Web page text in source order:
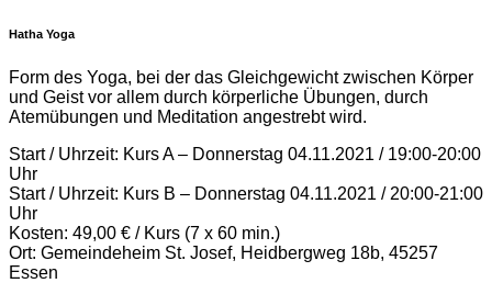
Hatha Yoga
Form des Yoga, bei der das Gleichgewicht zwischen Körper
und Geist vor allem durch körperliche Übungen, durch
Atemübungen und Meditation angestrebt wird.
Start / Uhrzeit: Kurs A – Donnerstag 04.11.2021 / 19:00-20:00
Uhr
Start / Uhrzeit: Kurs B – Donnerstag 04.11.2021 / 20:00-21:00
Uhr
Kosten: 49,00 € / Kurs (7 x 60 min.)
Ort: Gemeindeheim St. Josef, Heidbergweg 18b, 45257
Essen